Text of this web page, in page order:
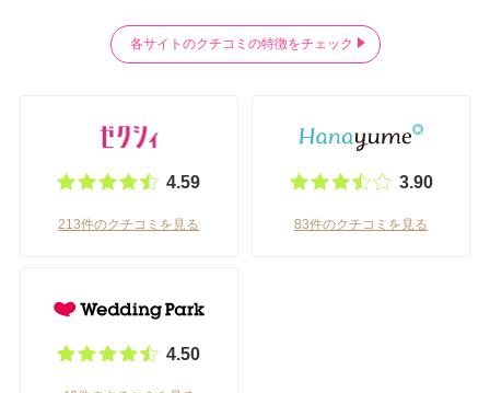
各サイトのクチコミの特徴をチェック
4.59
213件のクチコミを見る
3.90
83件のクチコミを見る
4.50